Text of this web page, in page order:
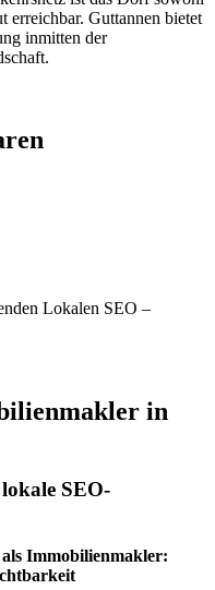
erreichbar. Guttannen bietet
inmitten der
Lokalen SEO –
in
SEO-
Immobilienmakler: